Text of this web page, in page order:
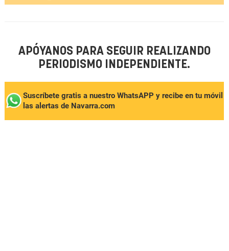
APÓYANOS PARA SEGUIR REALIZANDO
PERIODISMO INDEPENDIENTE.
Suscríbete gratis a nuestro WhatsAPP y recibe en tu móvil
las alertas de Navarra.com